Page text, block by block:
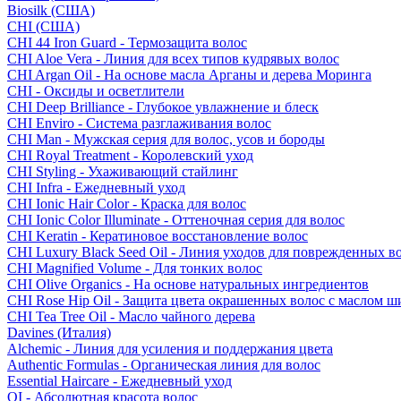
Biosilk (США)
CHI (США)
CHI 44 Iron Guard - Термозащита волос
CHI Aloe Vera - Линия для всех типов кудрявых волос
CHI Argan Oil - На основе масла Арганы и дерева Моринга
CHI - Оксиды и осветлители
CHI Deep Brilliance - Глубокое увлажнение и блеск
CHI Enviro - Система разглаживания волос
CHI Man - Мужская серия для волос, усов и бороды
CHI Royal Treatment - Королевский уход
CHI Styling - Ухаживающий стайлинг
CHI Infra - Ежедневный уход
CHI Ionic Hair Color - Краска для волос
CHI Ionic Color Illuminate - Оттеночная серия для волос
CHI Keratin - Кератиновое восстановление волос
CHI Luxury Black Seed Oil - Линия уходов для поврежденных
CHI Magnified Volume - Для тонких волос
CHI Olive Organics - На основе натуральных ингредиентов
CHI Rose Hip Oil - Защита цвета окрашенных волос с маслом
CHI Tea Tree Oil - Масло чайного дерева
Davines (Италия)
Alchemic - Линия для усиления и поддержания цвета
Authentic Formulas - Органическая линия для волос
Essential Haircare - Eжедневный уход
OI - Абсолютная красота волос